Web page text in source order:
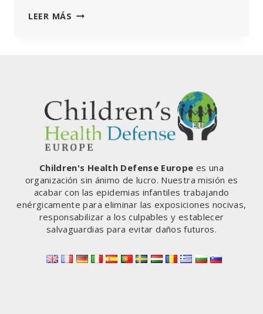
LEER MÁS ROBERT
SOBRE
LAS
VACUNAS
A
SU
FAMILIA
Children's Health Defense Europe es una
organización sin ánimo de lucro. Nuestra misión es
acabar con las epidemias infantiles trabajando
enérgicamente para eliminar las exposiciones nocivas,
responsabilizar a los culpables y establecer
salvaguardias para evitar daños futuros.